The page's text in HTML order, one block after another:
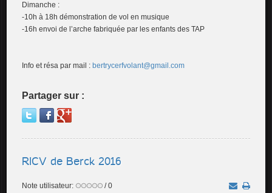
Dimanche :
-10h à 18h démonstration de vol en musique
-16h envoi de l’arche fabriquée par les enfants des TAP
Info et résa par mail : bertrycerfvolant@gmail.com
Partager sur :
RICV de Berck 2016
Note utilisateur: / 0